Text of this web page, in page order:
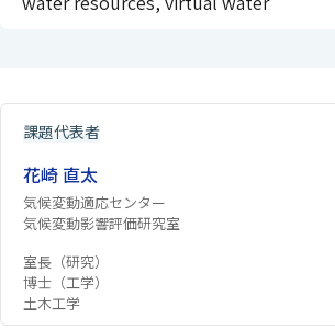
課題代表者
花崎 直太
気候変動適応センター
気候変動影響評価研究室
室長（研究）
博士（工学）
土木工学